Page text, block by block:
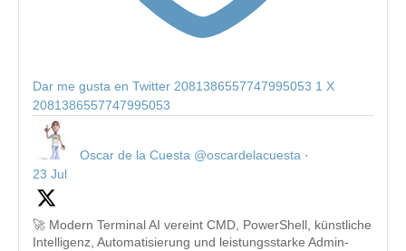
Dar me gusta en Twitter 2081386557747995053 1 X
2081386557747995053
Oscar de la Cuesta @oscardelacuesta ·
23 Jul
🚀 Modern Terminal AI vereint CMD, PowerShell, künstliche
Intelligenz, Automatisierung und leistungsstarke Admin-